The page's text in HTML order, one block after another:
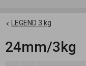
LEGEND 3 kg
24mm/3kg